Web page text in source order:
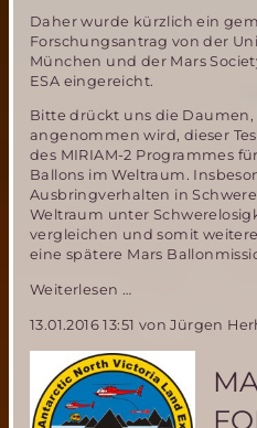
Daher wurde kürzlich ein
Forschungsantrag von der
München und der Mars
ESA eingereicht.
Bitte drückt uns die
angenommen wird, dieser
des MIRIAM-2 Programmes
Ballons im Weltraum.
Ausbringverhalten in
Weltraum unter
vergleichen und somit
eine spätere Mars
Weiterlesen …
für
MIRIAM-
2
Parabelflug
13.01.2016 13:51 von Jürgen